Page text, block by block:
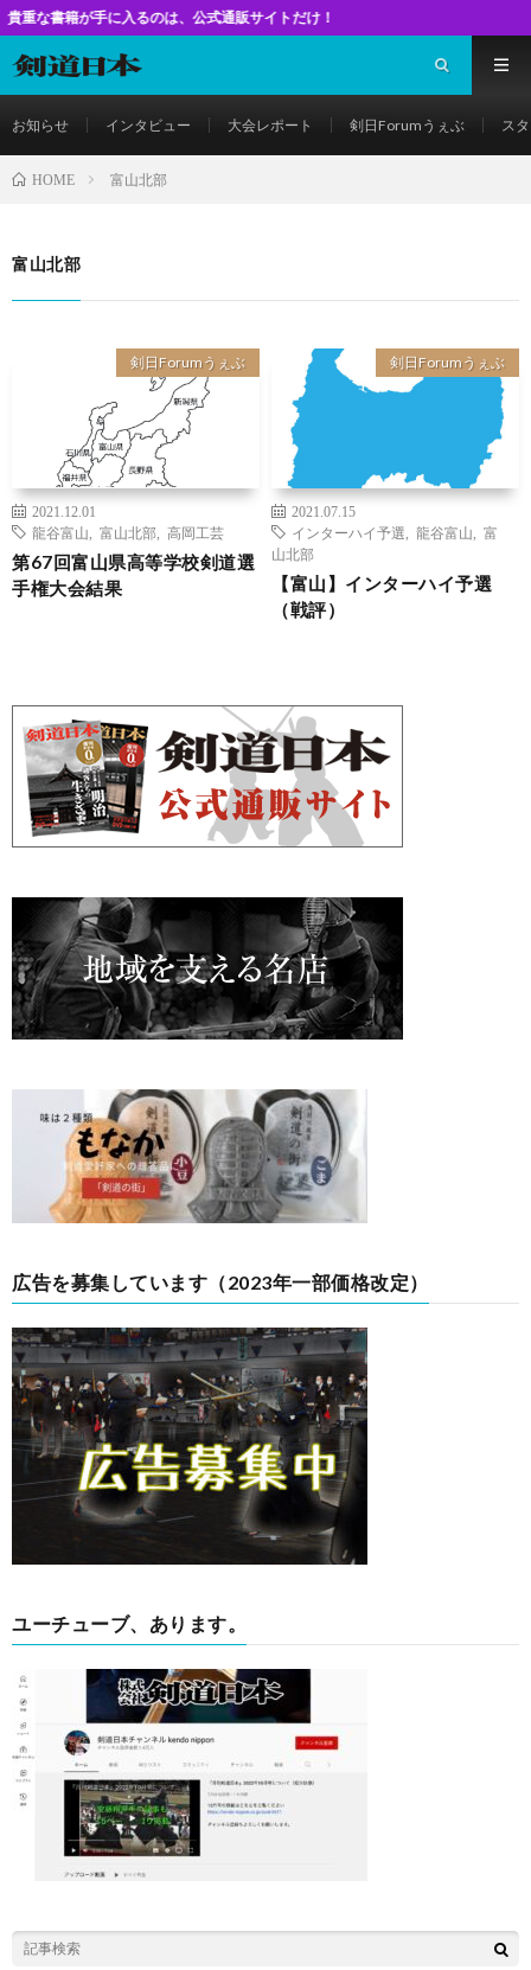
手に入るのは、公式通販サイトだけ！
お知らせ インタビュー 大会レポート 剣日Forumうぇぶ ス
HOME 富山北部
富山北部
剣日Forumうぇぶ
2021.12.01
龍谷富山
富山北部 高岡工芸
第67回富山県高等学校剣道選
手権大会結果
剣日Forumうぇぶ
2021.07.15
インターハイ予選
龍谷富山
富
山北部
【富山】インターハイ予選
（戦評）
広告を募集しています（2023年一部価格改定）
ユーチューブ、あります。